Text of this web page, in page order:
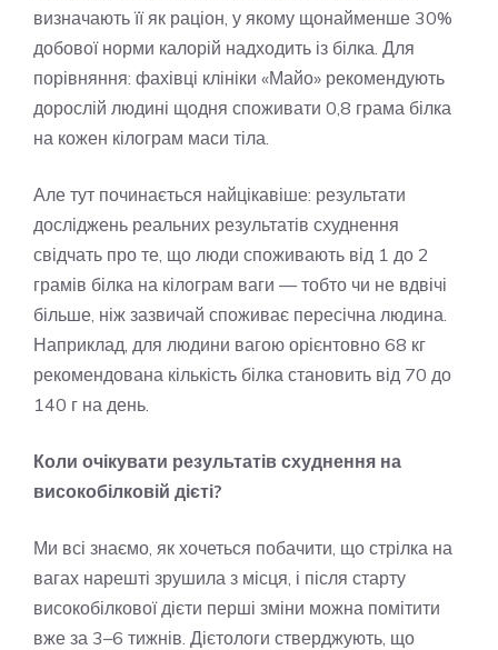
визначають її як раціон, у якому щонайменше 30%
добової норми калорій надходить із білка. Для
порівняння: фахівці клініки «Майо» рекомендують
дорослій людині щодня споживати 0,8 грама білка
на кожен кілограм маси тіла.
Але тут починається найцікавіше: результати
досліджень реальних результатів схуднення
свідчать про те, що люди споживають від 1 до 2
грамів білка на кілограм ваги — тобто чи не вдвічі
більше, ніж зазвичай споживає пересічна людина.
Наприклад, для людини вагою орієнтовно 68 кг
рекомендована кількість білка становить від 70 до
140 г на день.
Коли очікувати результатів схуднення на
високобілковій дієті?
Ми всі знаємо, як хочеться побачити, що стрілка на
вагах нарешті зрушила з місця, і після старту
високобілкової дієти перші зміни можна помітити
вже за 3–6 тижнів. Дієтологи стверджують, що